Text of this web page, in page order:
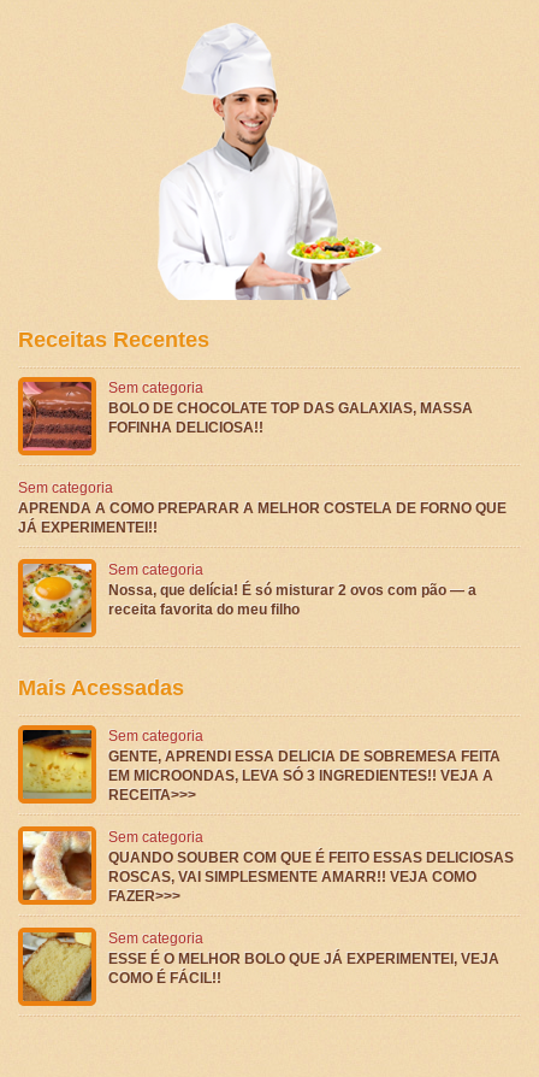
Receitas Recentes
Sem categoria
BOLO DE CHOCOLATE TOP DAS GALAXIAS, MASSA
FOFINHA DELICIOSA!!
Sem categoria
APRENDA A COMO PREPARAR A MELHOR COSTELA DE FORNO QUE
JÁ EXPERIMENTEI!!
Sem categoria
Nossa, que delícia! É só misturar 2 ovos com pão — a
receita favorita do meu filho
Mais Acessadas
Sem categoria
GENTE, APRENDI ESSA DELICIA DE SOBREMESA FEITA
EM MICROONDAS, LEVA SÓ 3 INGREDIENTES!! VEJA A
RECEITA>>>
Sem categoria
QUANDO SOUBER COM QUE É FEITO ESSAS DELICIOSAS
ROSCAS, VAI SIMPLESMENTE AMARR!! VEJA COMO
FAZER>>>
Sem categoria
ESSE É O MELHOR BOLO QUE JÁ EXPERIMENTEI, VEJA
COMO É FÁCIL!!